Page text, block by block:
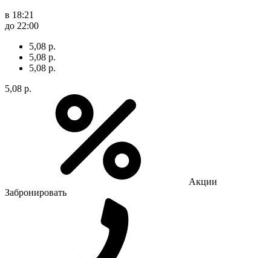
в 18:21
до 22:00
5,08 р.
5,08 р.
5,08 р.
5,08 р.
Акции
Забронировать